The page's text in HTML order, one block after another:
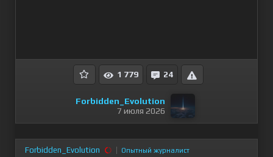
1 779 24
Forbidden_Evolution
7 июля 2026
Forbidden_Evolution Опытный журналист